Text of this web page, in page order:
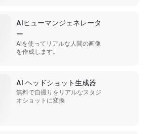
AIヒューマンジェネレータ
ー
AIを使ってリアルな人間の画像
を作成します。
AI ヘッドショット生成器
無料で自撮りをリアルなスタジ
オショットに変換